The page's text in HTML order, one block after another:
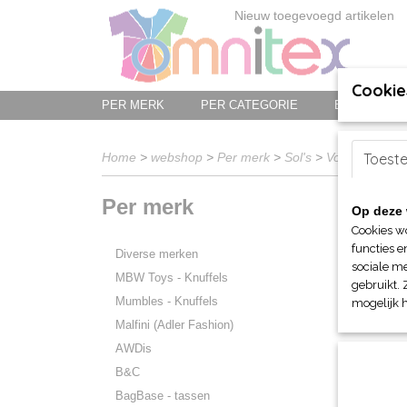
Nieuw toegevoegd artikelen
PER MERK PER CATEGORIE BED-, BAD-,
Home > webshop > Per merk > Sol's > Voor haar>
Per merk
Diverse merken
MBW Toys - Knuffels
Mumbles - Knuffels
Malfini (Adler Fashion)
AWDis
B&C
BagBase - tassen
Sorteer
Op
Cookies
functies
sociale
gebruikt.
mogelijk